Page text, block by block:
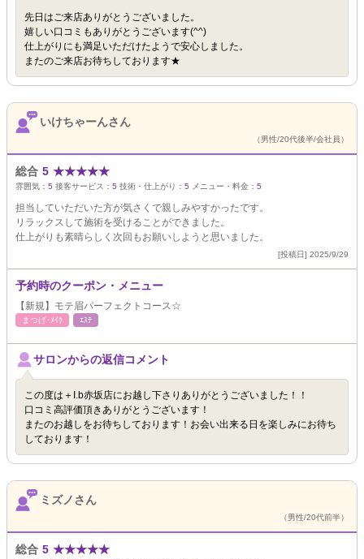
先日はご来店ありがとうございました。
嬉しい口コミもありがとうございます(^^)
仕上がりにも満足いただけたようで安心しました。
またのご来店お待ちしております★
いけちゃーんさん
（男性/20代後半/会社員）
総合 5 ★★★★★
雰囲気： 5 接客サービス： 5 技術・仕上がり： 5 メニュー・料金： 5
担当していただいた方が気さくで親しみやすかったです。
リラックスして施術を受けることができました。
仕上がりも素晴らしく次回もお願いしようと思いました。
[投稿日] 2025/9/29
予約時のクーポン・メニュー
【新規】モテ眉パーフェクトコース☆
まつげ･ﾒｲｸ ｴｽﾃ
サロンからの返信コメント
この度は＋I.b赤坂店にお越し下さりありがとうございました！！
口コミ高評価頂きありがとうございます！
またのお越しをお待ちしております！お会い出来る日を楽しみにお待ち
しております！
ミズノさん
（男性/20代前半）
総合 5 ★★★★★